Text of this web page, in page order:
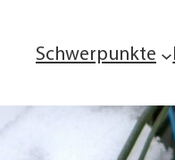
Schwerpunkte